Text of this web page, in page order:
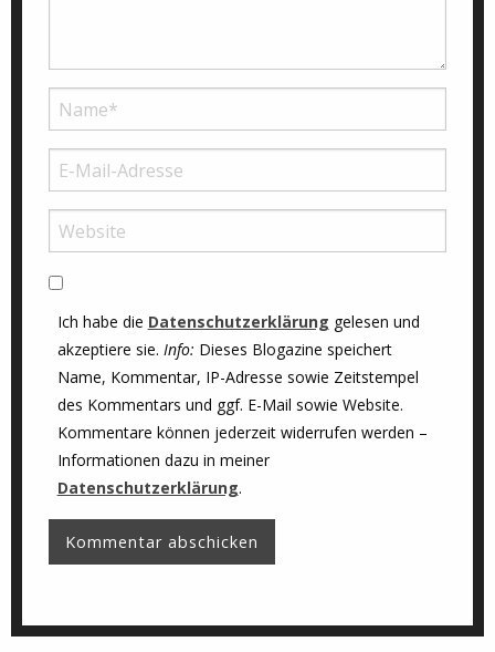
Ich habe die Datenschutzerklärung gelesen und
akzeptiere sie. Info: Dieses Blogazine speichert
Name, Kommentar, IP-Adresse sowie Zeitstempel
des Kommentars und ggf. E-Mail sowie Website.
Kommentare können jederzeit widerrufen werden –
Informationen dazu in meiner
Datenschutzerklärung.